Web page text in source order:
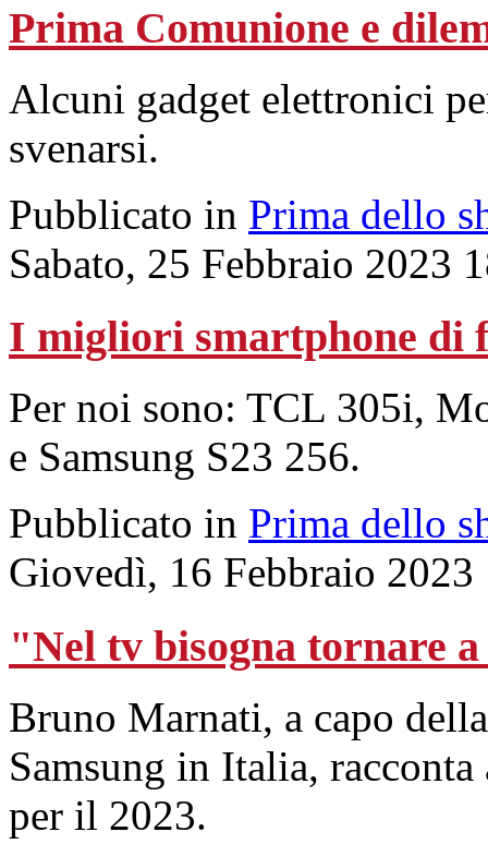
Prima Comunione e
Alcuni gadget elettronici
svenarsi.
Pubblicato in Prima dello
Sabato, 25 Febbraio 2023
I migliori smartphone di
Per noi sono: TCL 305i,
e Samsung S23 256.
Pubblicato in Prima dello
Giovedì, 16 Febbraio 2023
"Nel tv bisogna tornare
Bruno Marnati, a capo
Samsung in Italia,
per il 2023.